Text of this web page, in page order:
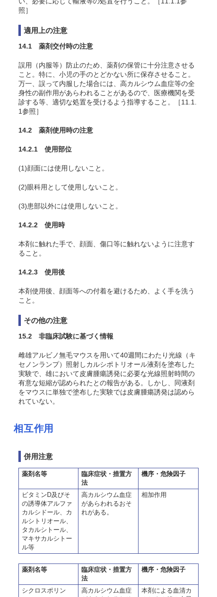
照］
適用上の注意
14.1 薬剤交付時の注意
誤用（内服等）防止のため、薬剤の保管に十分注意させる
こと。特に、小児の手のとどかない所に保存させること。
万一、誤って内服した場合には、高カルシウム血症等の全
身性の副作用があらわれることがあるので、医療機関を受
診する等、適切な処置を受けるよう指導すること。［11.1.
1参照］
14.2 薬剤使用時の注意
14.2.1 使用部位
(1)顔面には使用しないこと。
(2)眼科用として使用しないこと。
(3)患部以外には使用しないこと。
14.2.2 使用時
本剤に触れた手で、顔面、傷口等に触れないように注意す
ること。
14.2.3 使用後
本剤使用後、顔面等への付着を避けるため、よく手を洗う
こと。
その他の注意
15.2 非臨床試験に基づく情報
雌雄アルビノ無毛マウスを用いて40週間にわたり光線（キ
セノンランプ）照射しカルシポトリオール液剤を塗布した
実験で、雄において皮膚腫瘍誘発に必要な光線照射時間の
有意な短縮が認められたとの報告がある。しかし、同液剤
をマウスに単独で塗布した実験では皮膚腫瘍誘発は認めら
れていない。
相互作用
併用注意
薬剤名等
臨床症状・措置方
法
機序・危険因子
ビタミンD及びそ
の誘導体アルファ
カルシドール、カ
ルシトリオール、
タカルシトール、
マキサカルシトー
ル等
高カルシウム血症
があらわれるおそ
れがある。
相加作用
薬剤名等
臨床症状・措置方
法
機序・危険因子
シクロスポリン
高カルシウム血症
本剤による血清カ